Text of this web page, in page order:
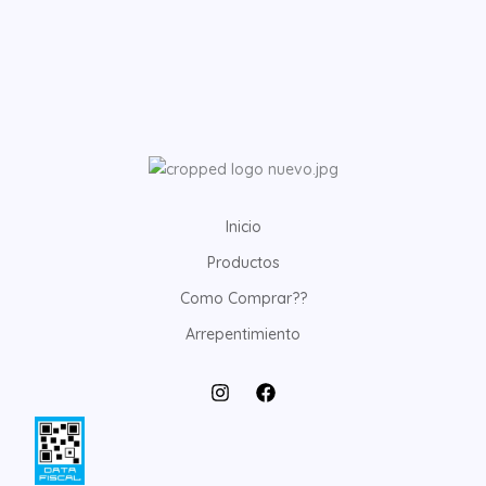
Inicio
Productos
Como Comprar??
Arrepentimiento